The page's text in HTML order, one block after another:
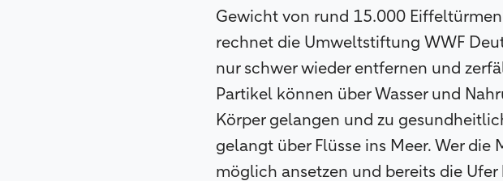
Gewicht von rund 15.000
rechnet die Umweltstiftung WWF
nur schwer wieder entfernen und
Partikel können über Wasser und
Körper gelangen und zu
gelangt über Flüsse ins Meer. Wer
möglich ansetzen und bereits die